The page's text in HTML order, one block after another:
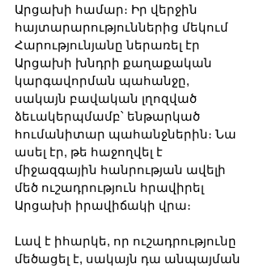
Արցախի համար։ Իր վերջին
հայտարարություններից մեկում
Հարությունյանը ներառել էր
Արցախի խնդրի քաղաքական
կարգավորման պահանջը,
սակայն բավական լղոզված
ձեւակերպմամբ՝ ենթարկած
հումանիտար պահանջներին։ Նա
ասել էր, թե հաջողվել է
միջազգային հանրության ավելի
մեծ ուշադրություն հրավիրել
Արցախի իրավիճակի վրա։
Լավ է իհարկե, որ ուշադրությունը
մեծացել է, սակայն դա անպայման